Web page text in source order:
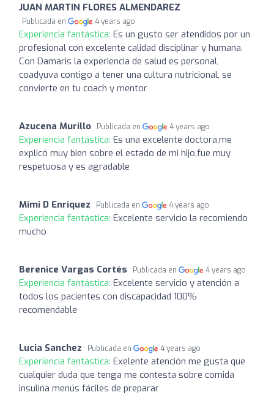
JUAN MARTIN FLORES ALMENDAREZ
Publicada en 4 years ago
Experiencia fantástica: Es un gusto ser atendidos por un
profesional con excelente calidad disciplinar y humana.
Con Damaris la experiencia de salud es personal,
coadyuva contigo a tener una cultura nutricional, se
convierte en tu coach y mentor
Azucena Murillo Publicada en 4 years ago
Experiencia fantástica: Es una excelente doctora,me
explicó muy bien sobre el estado de mi hijo,fue muy
respetuosa y es agradable
Mimi D Enriquez Publicada en 4 years ago
Experiencia fantástica: Excelente servicio la recomiendo
mucho
Berenice Vargas Cortés Publicada en 4 years ago
Experiencia fantástica: Excelente servicio y atención a
todos los pacientes con discapacidad 100%
recomendable
Lucia Sanchez Publicada en 4 years ago
Experiencia fantástica: Exelente atención me gusta que
cualquier duda que tenga me contesta sobre comida
insulina menús fáciles de preparar